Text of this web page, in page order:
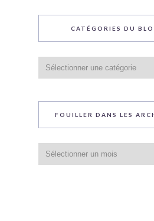
CATÉGORIES DU
du
blog
FOUILLER DANS LES
dans
les